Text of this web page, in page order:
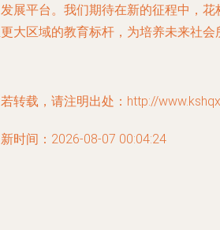
展平台。我们期待在新的征程中，
大区域的教育标杆，为培养未来社会
转载，请注明出处：http://
时间：2026-08-07 00:04:24